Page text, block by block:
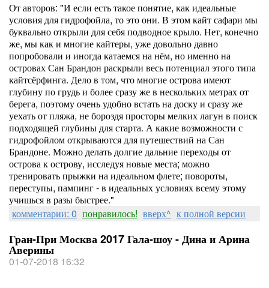
От авторов: "И если есть такое понятие, как идеальные
условия для гидрофойла, то это они. В этом кайт сафари мы
буквально открыли для себя подводное крыло. Нет, конечно
же, мы как и многие кайтеры, уже довольно давно
попробовали и иногда катаемся на нём, но именно на
островах Сан Брандон раскрыли весь потенциал этого типа
кайтсёрфинга. Дело в том, что многие острова имеют
глубину по грудь и более сразу же в нескольких метрах от
берега, поэтому очень удобно встать на доску и сразу же
уехать от пляжа, не бороздя просторы мелких лагун в поиск
подходящей глубины для старта. А какие возможности с
гидрофойлом открываются для путешествий на Сан
Брандоне. Можно делать долгие дальние переходы от
острова к острову, исследуя новые места; можно
тренировать прыжки на идеальном флете; повороты,
переступы, пампинг - в идеальных условиях всему этому
учишься в разы быстрее."
комментарии: 0 понравилось! вверх^ к полной версии
Гран-При Москва 2017 Гала-шоу - Дина и Арина
Аверины
01-07-2018 16:32